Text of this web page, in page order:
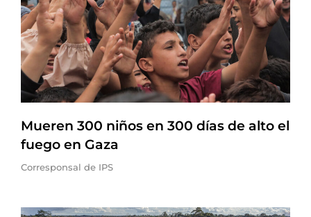
Mueren 300 niños en 300 días de alto el
fuego en Gaza
Corresponsal de IPS